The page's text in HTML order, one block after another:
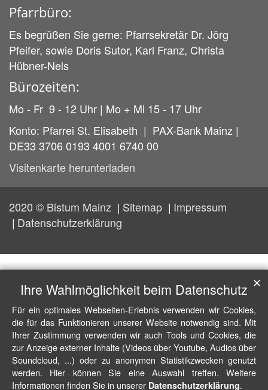
Pfarrbüro:
Es begrüßen Sie gerne: Pfarrsekretär Dr. Jörg
Pfeifer, sowie Doris Sutor, Karl Franz, Christa
Hübner-Nels
Bürozeiten:
Mo - Fr 9 - 12 Uhr | Mo + Mi 15 - 17 Uhr
Konto: Pfarrei St. Elisabeth | PAX-Bank Mainz |
DE33 3706 0193 4001 6740 00
Visitenkarte herunterladen
2020 © Bistum Mainz Sitemap
Impressum
Datenschutzerklärung
Ihre Wahlmöglichkeit beim Datenschutz
Für ein optimales Webseiten-Erlebnis verwenden wir Cookies,
die für das Funktionieren unserer Website notwendig sind. Mit
Ihrer Zustimmung verwenden wir auch Tools und Cookies, die
zur Anzeige externer Inhalte (Videos über Youtube, Audios über
Soundcloud, ...) oder zu anonymen Statistikzwecken genutzt
werden. Hier können Sie eine Auswahl treffen. Weitere
Informationen finden Sie in unserer Datenschutzerklärung.
✕